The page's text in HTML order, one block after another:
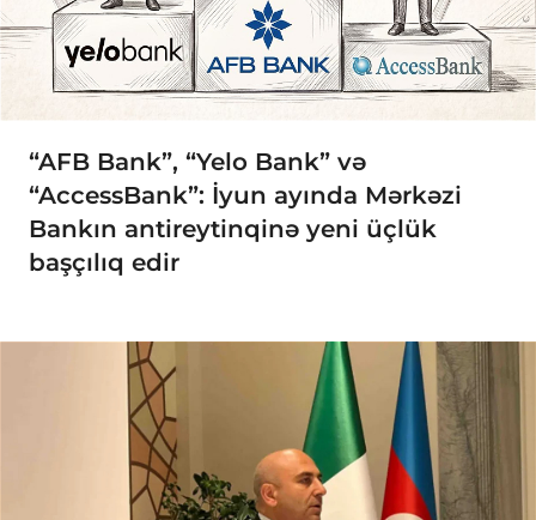
“AFB Bank”, “Yelo Bank” və
“AccessBank”: İyun ayında Mərkəzi
Bankın antireytinqinə yeni üçlük
başçılıq edir